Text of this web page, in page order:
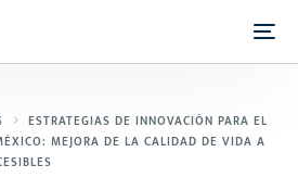
ESTRATEGIAS DE INNOVACIÓN PARA EL
MEJORA DE LA CALIDAD DE VIDA A